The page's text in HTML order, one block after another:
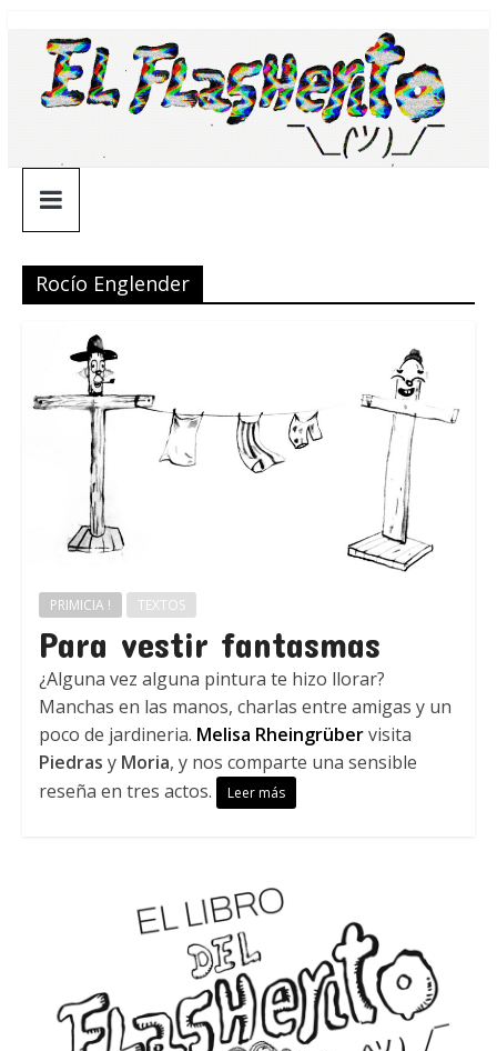
contenido
¯\_(ツ)_/
¯
Rocío Englender
PRIMICIA ! TEXTOS
Para vestir fantasmas
¿Alguna vez alguna pintura te hizo llorar?
Manchas en las manos, charlas entre amigas y un
poco de jardineria. Melisa Rheingrübervisita
Piedras y Moria, y nos comparte una sensible
reseña en tres actos.
Leer más